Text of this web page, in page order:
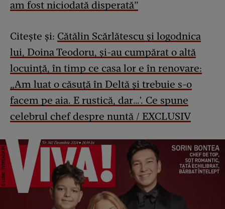
am fost niciodată disperată”
Citește și: Cătălin Scărlătescu și logodnica
lui, Doina Teodoru, și-au cumpărat o altă
locuință, în timp ce casa lor e în renovare:
„Am luat o căsuță în Deltă și trebuie s-o
facem pe aia. E rustică, dar…'. Ce spune
celebrul chef despre nuntă / EXCLUSIV